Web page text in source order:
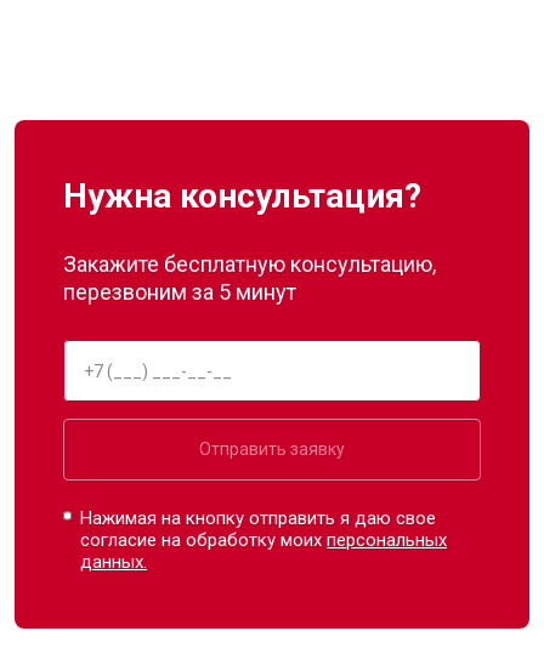
Нужна консультация?
Закажите бесплатную консультацию,
перезвоним за 5 минут
Отправить заявку
Нажимая на кнопку отправить я даю свое
согласие на обработку моихперсональных
данных.